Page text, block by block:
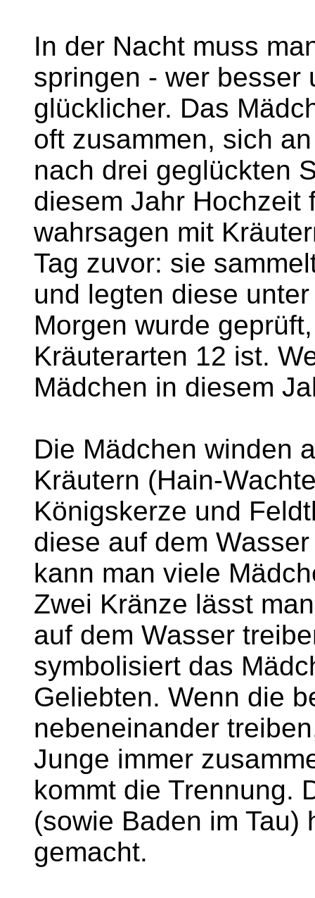
In der Nacht muss
springen - wer besser
glücklicher. Das
oft zusammen, sich
nach drei geglückten
diesem Jahr Hochzeit
wahrsagen mit
Tag zuvor: sie
und legten diese
Morgen wurde
Kräuterarten 12 ist.
Mädchen in diesem
Die Mädchen winden
Kräutern (Hain-
Königskerze und
diese auf dem
kann man viele
Zwei Kränze lässt
auf dem Wasser
symbolisiert das
Geliebten. Wenn die
nebeneinander
Junge immer
kommt die Trennung.
(sowie Baden im
gemacht.